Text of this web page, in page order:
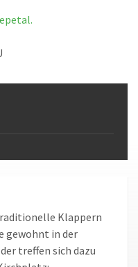
Klappern
gewohnt in der
treffen sich dazu